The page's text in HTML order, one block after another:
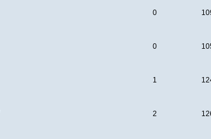
0
0
1
2